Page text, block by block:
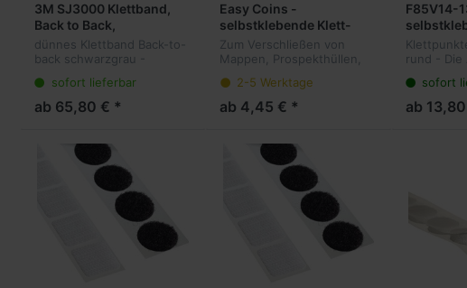
3M SJ3000 Klettband,
Back to Back,
schwarzgrau
dünnes Klettband Back-to-
back schwarzgrau -
wiederlösbare Alternative
zu permanenten
Befestigungsmethoden.
Oberflä...
sofort lieferbar
ab 65,80 € *
Easy Coins -
selbstklebende Klett-
Ellipsen, Haken+Flausch,
100 Paar
Zum Verschließen von
Mappen, Prospekthüllen,
Positionieren da Haken und
Flausch zusammen
gestanzt sind. Mit der
2-5 Werktage
ab 4,45 € *
F85V14-
rund,
rund - Die
sofort
ab